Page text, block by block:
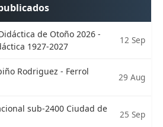
de Otoño 2026 -
1927-2027
12 Sep
Rodriguez - Ferrol
29 Aug
sub-2400 Ciudad de
25 Sep